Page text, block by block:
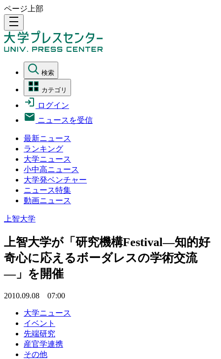
ページ上部
density_medium
検索
カテゴリ
ログイン
ニュースを受信
最新ニュース
ランキング
大学ニュース
小中高ニュース
大学発ベンチャー
ニュース特集
動画ニュース
上智大学
上智大学が「研究機構Festival―知的好
奇心に応えるボーダレスの学術交流
―」を開催
2010.09.08 07:00
大学ニュース
イベント
先端研究
産官学連携
その他